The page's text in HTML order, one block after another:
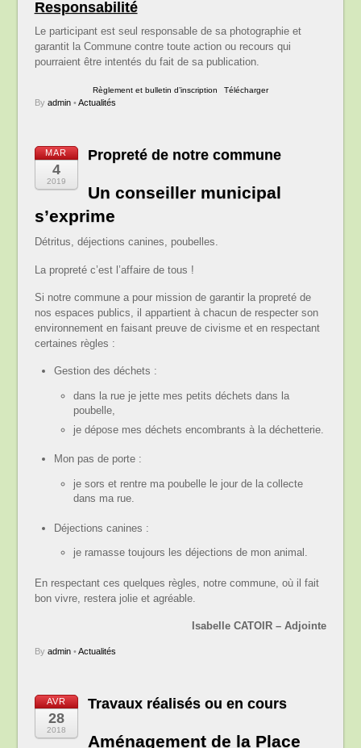
Responsabilité
Le participant est seul responsable de sa photographie et
garantit la Commune contre toute action ou recours qui
pourraient être intentés du fait de sa publication.
Règlement et bulletin d’inscription Télécharger
By admin• Actualités
MAR
4
2019
Propreté de notre commune
Un conseiller municipal
s’exprime
Détritus, déjections canines, poubelles.
La propreté c’est l’affaire de tous !
Si notre commune a pour mission de garantir la propreté de
nos espaces publics, il appartient à chacun de respecter son
environnement en faisant preuve de civisme et en respectant
certaines règles :
Gestion des déchets :
dans la rue je jette mes petits déchets dans la
poubelle,
je dépose mes déchets encombrants à la déchetterie.
Mon pas de porte :
je sors et rentre ma poubelle le jour de la collecte
dans ma rue.
Déjections canines :
je ramasse toujours les déjections de mon animal.
En respectant ces quelques règles, notre commune, où il fait
bon vivre, restera jolie et agréable.
Isabelle CATOIR – Adjointe
By admin• Actualités
AVR
28
2018
Travaux réalisés ou en cours
Aménagement de la Place